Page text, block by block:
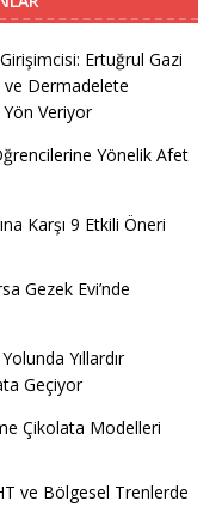
Ertuğrul Gazi
ve Dermadelete
Veriyor
Yönelik Afet
Karşı 9 Etkili Öneri
Gezek Evi’nde
Yıllardır
Geçiyor
Çikolata Modelleri
ve Bölgesel Trenlerde